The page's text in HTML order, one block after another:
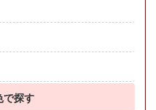
で探す